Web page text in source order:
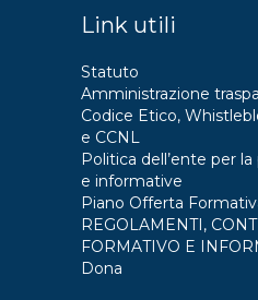
Link utili
Statuto
Amministrazione
Codice Etico,
e CCNL
Politica dell’ente per la
e informative
Piano Offerta
REGOLAMENTI,
FORMATIVO E
Dona